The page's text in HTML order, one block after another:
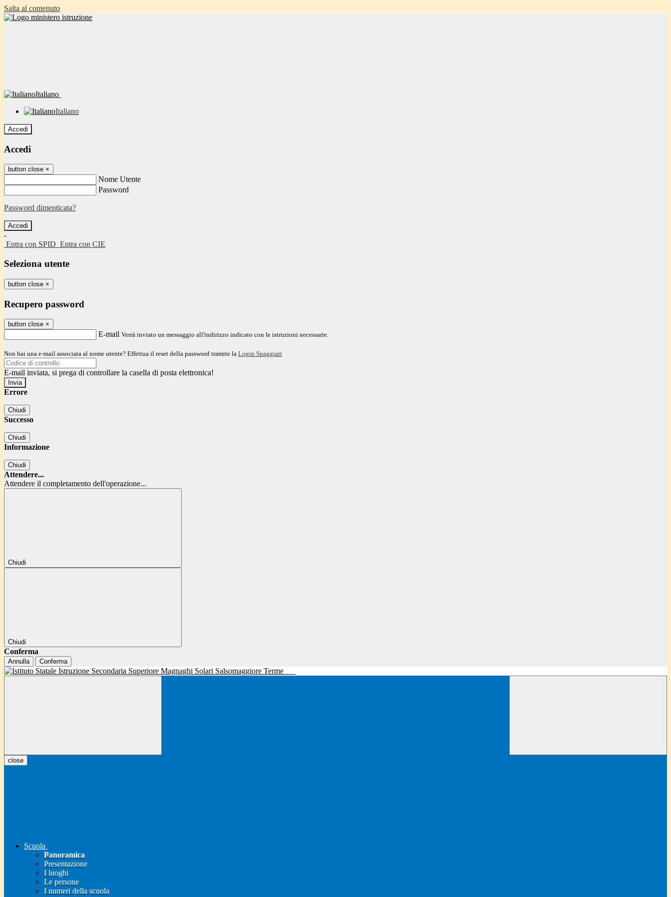
Salta al contenuto
Italiano
Italiano
Accedi
Accedi
button close ×
Nome Utente
Password
Password dimenticata?
-
Entra con SPID Entra con CIE
Seleziona utente
button close ×
Recupero password
button close ×
E-mail Verrà inviato un messaggio all'indirizzo indicato con le istruzioni necessarie.
Non hai una e-mail associata al nome utente? Effettua il reset della password tramite la Login Spaggiari
E-mail inviata, si prega di controllare la casella di posta elettronica!
Errore
Chiudi
Successo
Chiudi
Informazione
Chiudi
Attendere...
Attendere il completamento dell'operazione...
Chiudi
Chiudi
Conferma
Annulla Conferma
close
Scuola
Panoramica
Presentazione
I luoghi
Le persone
I numeri della scuola